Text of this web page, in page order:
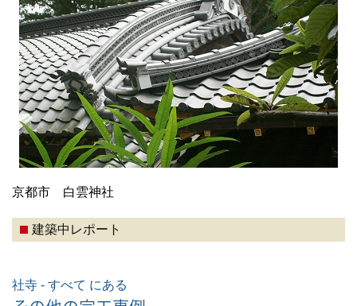
京都市 白雲神社
建築中レポート
社寺 - すべて にある